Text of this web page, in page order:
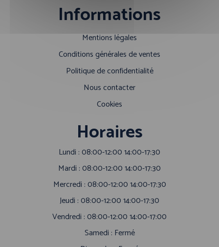
Informations
Mentions légales
Conditions générales de ventes
Politique de confidentialité
Nous contacter
Cookies
Horaires
Lundi : 08:00-12:00 14:00-17:30
Mardi : 08:00-12:00 14:00-17:30
Mercredi : 08:00-12:00 14:00-17:30
Jeudi : 08:00-12:00 14:00-17:30
Vendredi : 08:00-12:00 14:00-17:00
Samedi : Fermé